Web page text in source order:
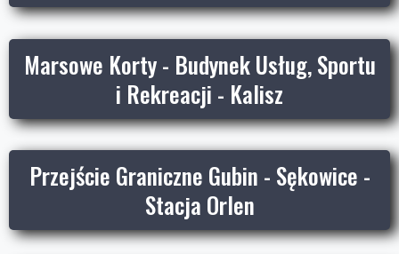
Marsowe Korty - Budynek Usług, Sportu
i Rekreacji - Kalisz
Przejście Graniczne Gubin - Sękowice -
Stacja Orlen